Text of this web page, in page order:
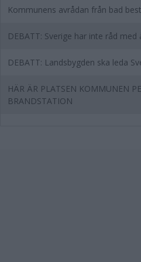
Kommunens avrådan från bad
DEBATT: Sverige har inte råd med
DEBATT: Landsbygden ska leda
HÄR ÄR PLATSEN KOMMUNEN
BRANDSTATION